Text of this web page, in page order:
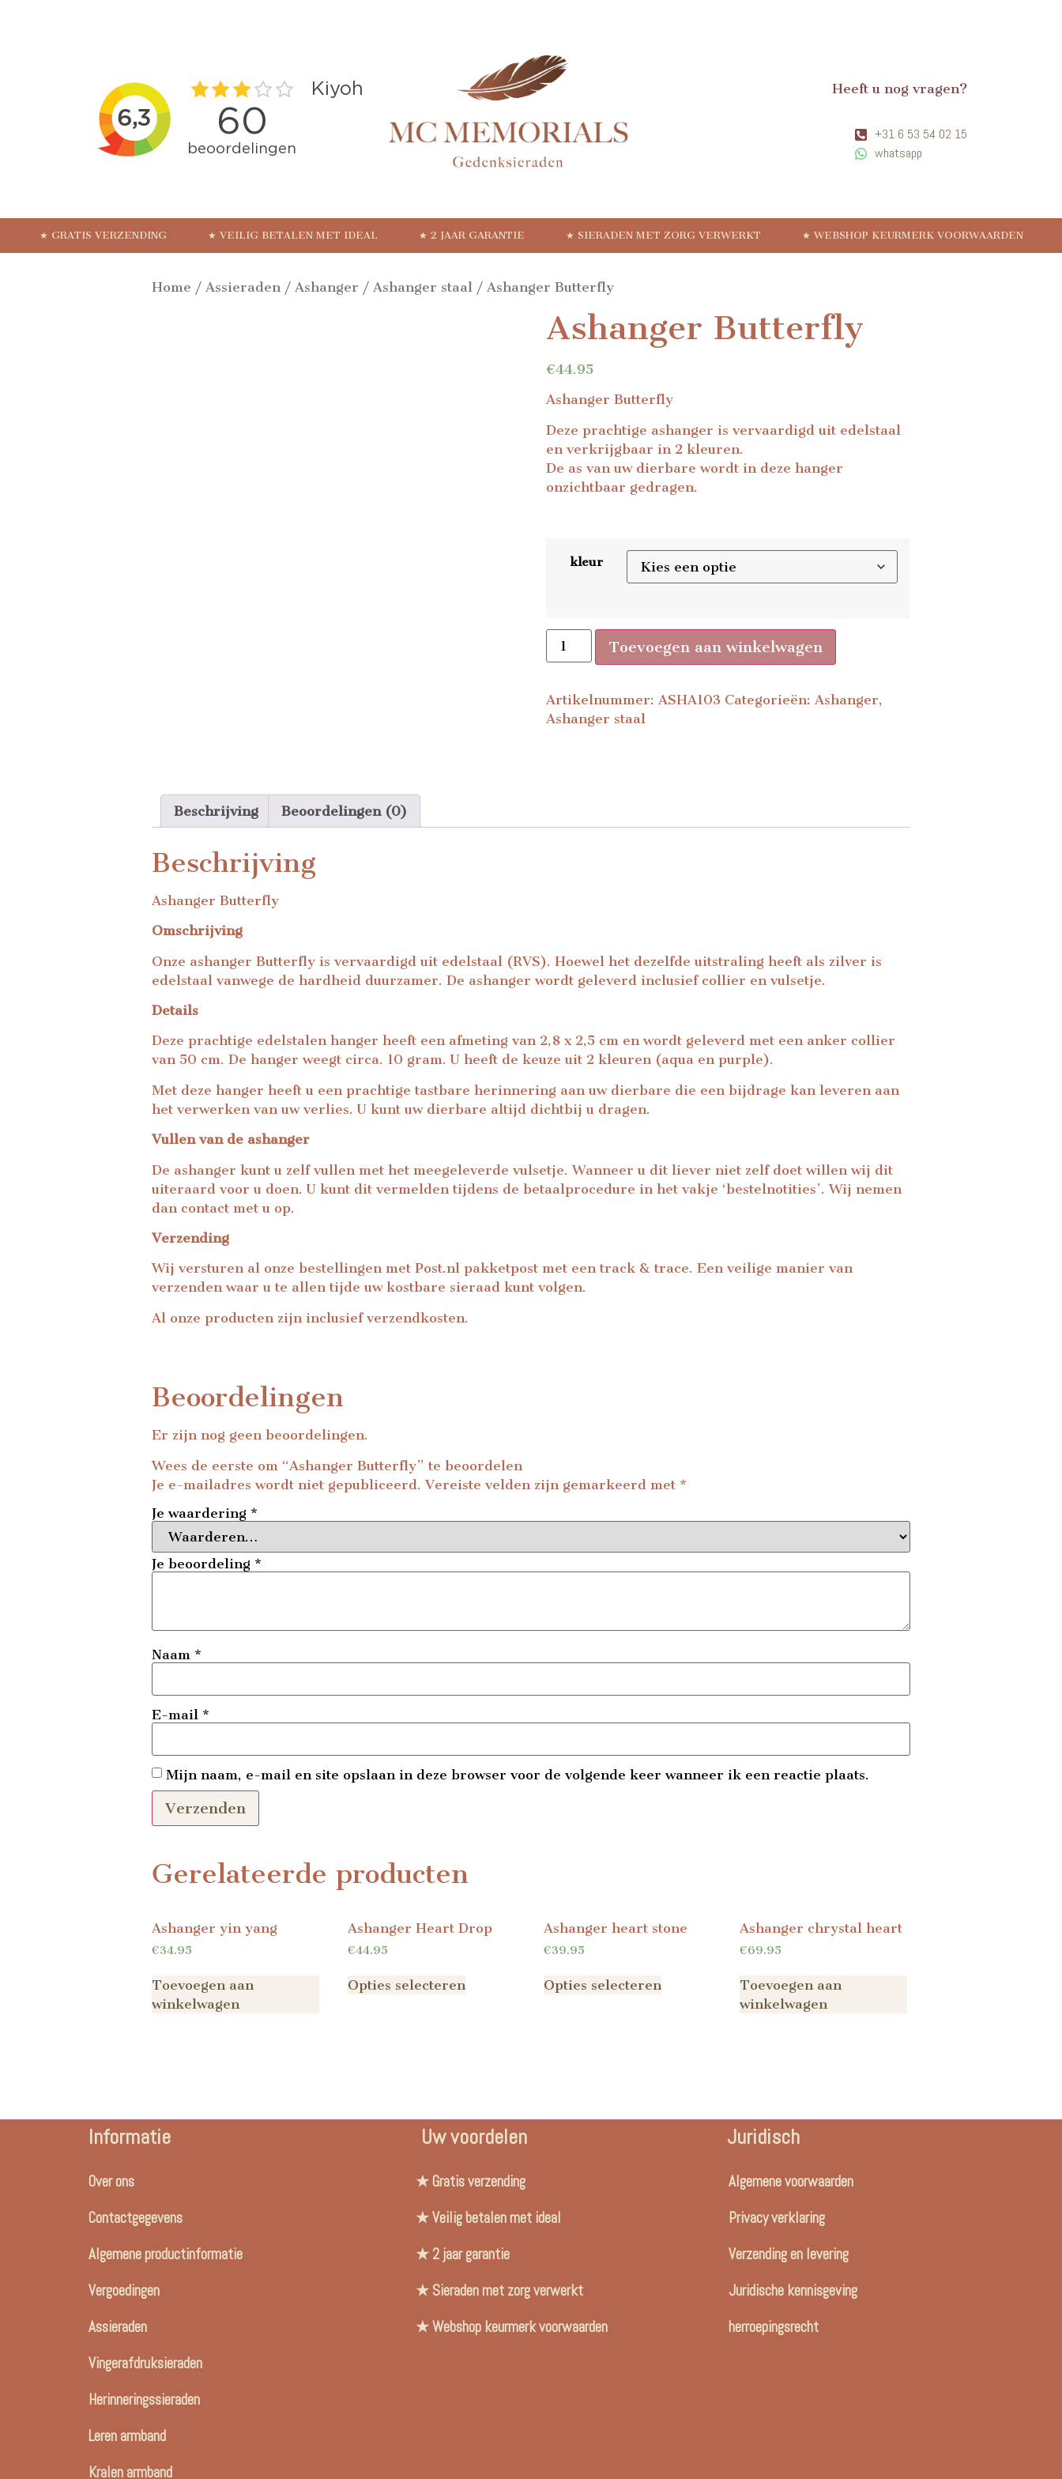
Heeft u nog vragen?
+31 6 53 54 02 15
whatsapp
★ GRATIS VERZENDING ★ VEILIG BETALEN MET IDEAL ★ 2 JAAR GARANTIE ★ SIERADEN MET ZORG VERWERKT ★ WEBSHOP KEURMERK VOORWAARDEN
Home / Assieraden/ Ashanger / Ashanger staal / Ashanger Butterfly
Ashanger Butterfly
€44.95
Ashanger Butterfly
Deze prachtige ashanger is vervaardigd uit edelstaal
en verkrijgbaar in 2 kleuren.
De as van uw dierbare wordt in deze hanger
onzichtbaar gedragen.
kleur
Toevoegen aan winkelwagen
Artikelnummer: ASHA103 Categorieën: Ashanger,
Ashanger staal
Beschrijving Beoordelingen (0)
Beschrijving
Ashanger Butterfly
Omschrijving
Onze ashanger Butterfly is vervaardigd uit edelstaal (RVS). Hoewel het dezelfde uitstraling heeft als zilver is
edelstaal vanwege de hardheid duurzamer. De ashanger wordt geleverd inclusief collier en vulsetje.
Details
Deze prachtige edelstalen hanger heeft een afmeting van 2,8 x 2,5 cm en wordt geleverd met een anker collier
van 50 cm. De hanger weegt circa. 10 gram. U heeft de keuze uit 2 kleuren (aqua en purple).
Met deze hanger heeft u een prachtige tastbare herinnering aan uw dierbare die een bijdrage kan leveren aan
het verwerken van uw verlies. U kunt uw dierbare altijd dichtbij u dragen.
Vullen van de ashanger
De ashanger kunt u zelf vullen met het meegeleverde vulsetje. Wanneer u dit liever niet zelf doet willen wij dit
uiteraard voor u doen. U kunt dit vermelden tijdens de betaalprocedure in het vakje ‘bestelnotities’. Wij nemen
dan contact met u op.
Verzending
Wij versturen al onze bestellingen met Post.nl pakketpost met een track & trace. Een veilige manier van
verzenden waar u te allen tijde uw kostbare sieraad kunt volgen.
Al onze producten zijn inclusief verzendkosten.
Beoordelingen
Er zijn nog geen beoordelingen.
Wees de eerste om “Ashanger Butterfly” te beoordelen
Je e-mailadres wordt niet gepubliceerd. Vereiste velden zijn gemarkeerd met *
Je waardering *
Je beoordeling *
Naam *
E-mail *
Mijn naam, e-mail en site opslaan in deze browser voor de volgende keer wanneer ik een reactie plaats.
Gerelateerde producten
Ashanger yin yang
€34.95
Toevoegen aan
winkelwagen
Ashanger Heart Drop
€44.95
Opties selecteren
Ashanger heart stone
€39.95
Opties selecteren
Ashanger chrystal heart
€69.95
Toevoegen aan
winkelwagen
Informatie
Over ons
Contactgegevens
Algemene productinformatie
Vergoedingen
Assieraden
Vingerafdruksieraden
Herinneringssieraden
Leren armband
Kralen armband
Uw voordelen
★ Gratis verzending
★ Veilig betalen met ideal
★ 2 jaar garantie
★ Sieraden met zorg verwerkt
★ Webshop keurmerk voorwaarden
Juridisch
Algemene voorwaarden
Privacy verklaring
Verzending en levering
Juridische kennisgeving
herroepingsrecht